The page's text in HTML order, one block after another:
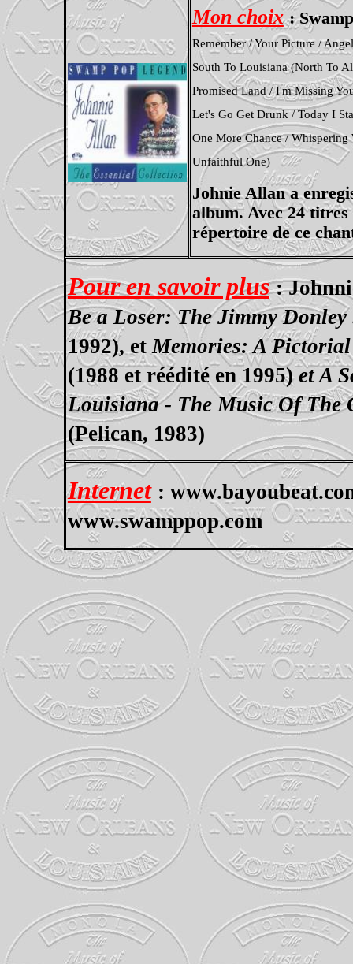
Mon choix :
Remember / Your Picture /
South To Louisiana (North To
Promised Land / I'm Missing
Let's Go Get Drunk / Today I
One More Chance /
Unfaithful One)
Johnie Allan a
album. Avec 24
répertoire de ce
Pour en savoir plus :
Be a Loser: The Jimmy Donley
1992), etMemories: A
(1988 et réédité en 1995)et A
Louisiana - The Music Of The
(Pelican, 1983)
Internet :
www.swamppop.com